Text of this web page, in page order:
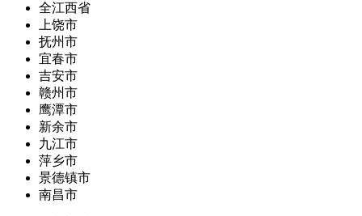
全江西省
上饶市
抚州市
宜春市
吉安市
赣州市
鹰潭市
新余市
九江市
萍乡市
景德镇市
南昌市